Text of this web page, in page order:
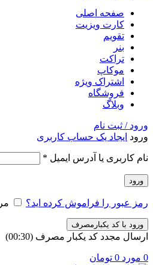
صفحه اصلی
کارت ویزیت
تقویم
بنر
تراکت
موکاپ
اشتراک ویژه
فروشگاه
وبلاگ
ورود / ثبت نام
ورود ایجاد یک حساب کاربری
نام کاربری یا آدرس ایمیل *
ورود
رمز عبور را فراموش کرده اید؟
ورود با کد یکبارمصرف
ارسال مجدد کد یکبار مصرف (00:
30
)
0 مورد 0 تومان